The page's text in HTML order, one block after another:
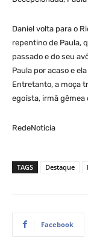
Daniel volta para o
repentino de Paula,
passado e do seu
Paula por acaso e
Entretanto, a moça
egoísta, irmã gêmea
RedeNoticia
TAGS Destaque
Facebook